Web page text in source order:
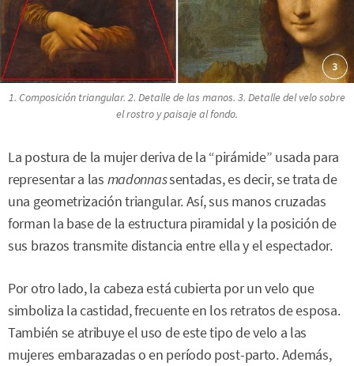
1. Composición triangular. 2. Detalle de las manos. 3. Detalle del velo sobre
el rostro y paisaje al fondo.
La postura de la mujer deriva de la “pirámide” usada para
representar a las madonnassentadas, es decir, se trata de
una geometrización triangular. Así, sus manos cruzadas
forman la base de la estructura piramidal y la posición de
sus brazos transmite distancia entre ella y el espectador.
Por otro lado, la cabeza está cubierta por un velo que
simboliza la castidad, frecuente en los retratos de esposa.
También se atribuye el uso de este tipo de velo a las
mujeres embarazadas o en período post-parto. Además,